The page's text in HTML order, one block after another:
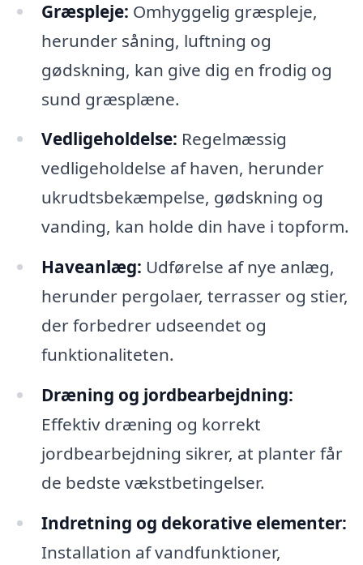
Græspleje: Omhyggelig græspleje,
herunder såning, luftning og
gødskning, kan give dig en frodig og
sund græsplæne.
Vedligeholdelse: Regelmæssig
vedligeholdelse af haven, herunder
ukrudtsbekæmpelse, gødskning og
vanding, kan holde din have i topform.
Haveanlæg: Udførelse af nye anlæg,
herunder pergolaer, terrasser og stier,
der forbedrer udseendet og
funktionaliteten.
Dræning og jordbearbejdning:
Effektiv dræning og korrekt
jordbearbejdning sikrer, at planter får
de bedste vækstbetingelser.
Indretning og dekorative elementer:
Installation af vandfunktioner,